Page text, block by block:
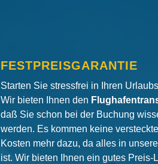
FESTPREISGARANTIE
Starten Sie stressfrei in Ihren
Wir bieten Ihnen den
daß Sie schon bei der Buchung
werden. Es kommen keine
Kosten mehr dazu, da alles in
ist. Wir bieten Ihnen ein gutes Preis-